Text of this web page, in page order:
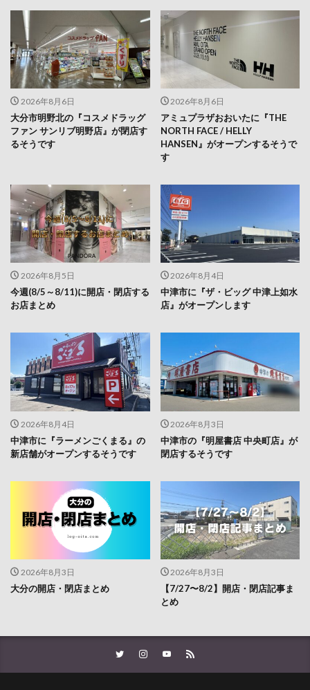
2026年8月6日
大分市明野北の『コスメドラッグ
ファン サンリブ明野店』が閉店す
るそうです
2026年8月6日
アミュプラザおおいたに『THE
NORTH FACE / HELLY
HANSEN』がオープンするそうで
す
2026年8月5日
今週(8/5～8/11)に開店・閉店する
お店まとめ
2026年8月4日
中津市に『ザ・ビッグ 中津上如水
店』がオープンします
2026年8月4日
中津市に『ラーメンごくまる』の
新店舗がオープンするそうです
2026年8月3日
中津市の『明屋書店 中央町店』が
閉店するそうです
2026年8月3日
大分の開店・閉店まとめ
2026年8月3日
【7/27〜8/2】開店・閉店記事ま
とめ